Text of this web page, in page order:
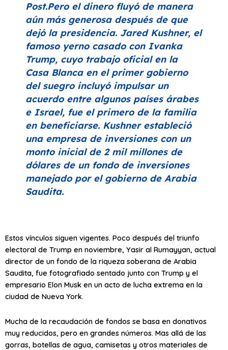
Post.Pero el dinero fluyó de manera
aún más generosa después de que
dejó la presidencia. Jared Kushner, el
famoso yerno casado con Ivanka
Trump, cuyo trabajo oficial en la
Casa Blanca en el primer gobierno
del suegro incluyó impulsar un
acuerdo entre algunos países árabes
e Israel, fue el primero de la familia
en beneficiarse. Kushner estableció
una empresa de inversiones con un
monto inicial de 2 mil millones de
dólares de un fondo de inversiones
manejado por el gobierno de Arabia
Saudita.
Estos vínculos siguen vigentes. Poco después del triunfo
electoral de Trump en noviembre, Yasir al Rumayyan, actual
director de un fondo de la riqueza soberana de Arabia
Saudita, fue fotografiado sentado junto con Trump y el
empresario Elon Musk en un acto de lucha extrema en la
ciudad de Nueva York.
Mucha de la recaudación de fondos se basa en donativos
muy reducidos, pero en grandes números. Mas allá de las
gorras, botellas de agua, camisetas y otros materiales de